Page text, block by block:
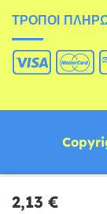
2,13 €
ΤΡΌΠΟΙ